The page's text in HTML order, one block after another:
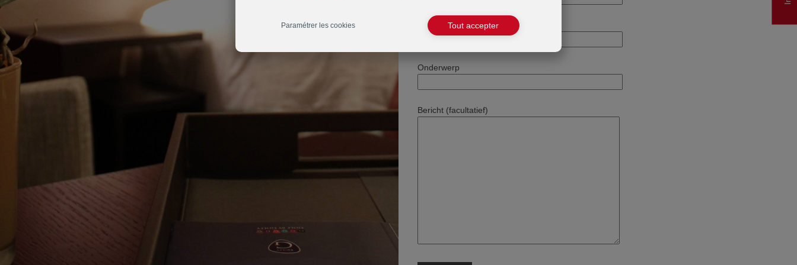
Tel
Onderwerp
Bericht (facultatief)
Paramétrer les cookies Tout accepter